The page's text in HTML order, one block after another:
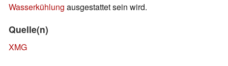
Wasserkühlung ausgestattet sein wird.
Quelle(n)
XMG